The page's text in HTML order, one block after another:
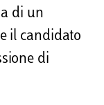
di un
il candidato
di